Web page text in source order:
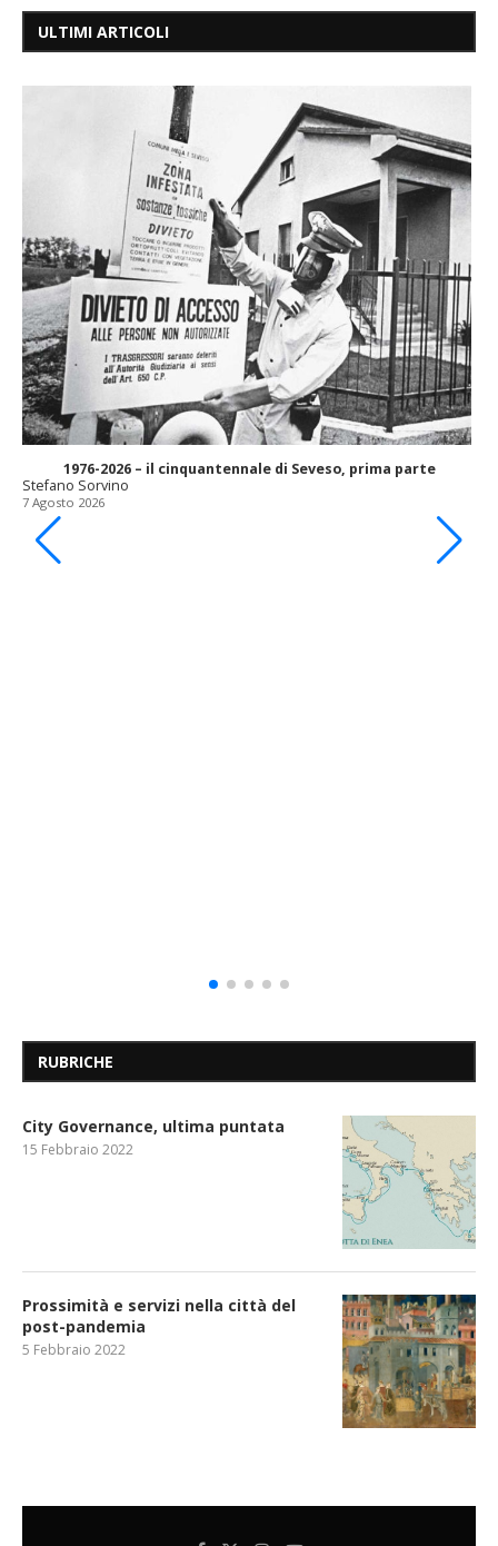
ULTIMI ARTICOLI
1976-2026 – il cinquantennale di Seveso, prima parte
Stefano Sorvino
7 Agosto 2026
RUBRICHE
City Governance, ultima puntata
15 Febbraio 2022
Prossimità e servizi nella città del
post-pandemia
5 Febbraio 2022